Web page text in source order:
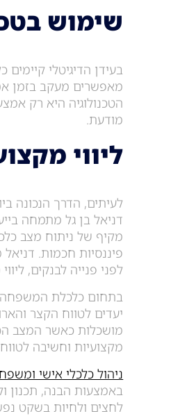
שימוש
בעידן הדיגיטלי
מאפשרים מעקב בזמן
הטכנולוגיה היא רק
מודעת.
ליווי
לעיתים, הדרך הנכונה
דניאל בן גל מתמחה
מקיף של ניתוח מצב
פיננסיות חכמות.
לפני פנייה לבנקים,
בתחום כלכלת המשפחה,
יעדים לטווח הקצר
מושכלות כאשר המצב
מקצועיות וחשיבה
ניהול כלכלי אישי
באמצעות הבנה, תכנון
לחצים ולחיות בשקט